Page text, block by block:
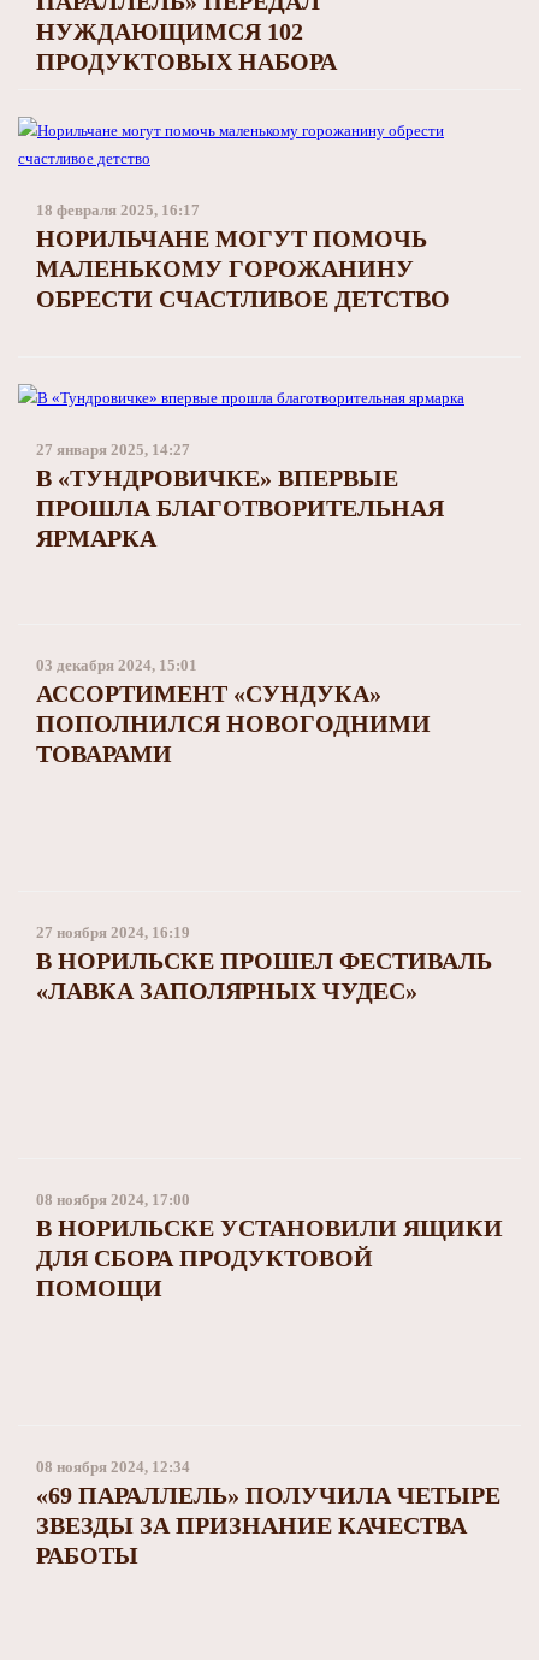
НУЖДАЮЩИМСЯ 102
ПРОДУКТОВЫХ НАБОРА
18 февраля 2025, 16:17
НОРИЛЬЧАНЕ МОГУТ ПОМОЧЬ
МАЛЕНЬКОМУ ГОРОЖАНИНУ
ОБРЕСТИ СЧАСТЛИВОЕ ДЕТСТВО
27 января 2025, 14:27
В «ТУНДРОВИЧКЕ» ВПЕРВЫЕ
ПРОШЛА БЛАГОТВОРИТЕЛЬНАЯ
ЯРМАРКА
03 декабря 2024, 15:01
АССОРТИМЕНТ «СУНДУКА»
ПОПОЛНИЛСЯ НОВОГОДНИМИ
ТОВАРАМИ
27 ноября 2024, 16:19
В НОРИЛЬСКЕ ПРОШЕЛ ФЕСТИВАЛЬ
«ЛАВКА ЗАПОЛЯРНЫХ ЧУДЕС»
08 ноября 2024, 17:00
В НОРИЛЬСКЕ УСТАНОВИЛИ ЯЩИКИ
ДЛЯ СБОРА ПРОДУКТОВОЙ
ПОМОЩИ
08 ноября 2024, 12:34
«69 ПАРАЛЛЕЛЬ» ПОЛУЧИЛА ЧЕТЫРЕ
ЗВЕЗДЫ ЗА ПРИЗНАНИЕ КАЧЕСТВА
РАБОТЫ